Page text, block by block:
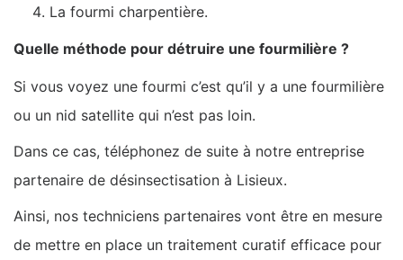
La fourmi charpentière.
Quelle méthode pour détruire une fourmilière ?
Si vous voyez une fourmi c’est qu’il y a une fourmilière
ou un nid satellite qui n’est pas loin.
Dans ce cas, téléphonez de suite à notre entreprise
partenaire de désinsectisation à Lisieux.
Ainsi, nos techniciens partenaires vont être en mesure
de mettre en place un traitement curatif efficace pour